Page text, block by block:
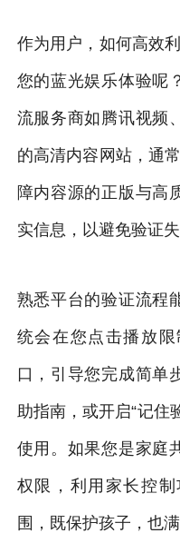
作为用户，如何高效
您的蓝光娱乐体验呢
流服务商如腾讯视频
的高清内容网站，通
障内容源的正版与高
实信息，以避免验证
熟悉平台的验证流程
统会在您点击播放
口，引导您完成简单
助指南，或开启“记住
使用。如果您是家庭
权限，利用家长控
围，既保护孩子，也